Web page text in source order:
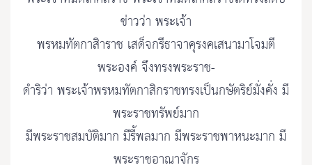
ข่าวว่า พระเจ้า
พรหมทัตกาสิาราช เสด็จกรีธาจาคุรงคเสนามาโจมตี
พระองค์ จึงทรงพระราช-
ดำริว่า พระเจ้าพรหมทัตกาสิกราชทรงเป็นกษัตริย์มั่งคั่ง มี
พระราชทรัพย์มาก
มีพระราชสมบัติมาก มีรี้พลมาก มีพระราชพาหนะมาก มี
พระราชอาณาจักร